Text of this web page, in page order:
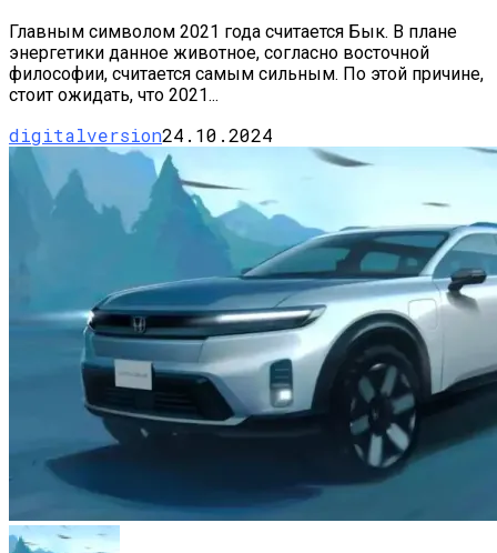
Главным символом 2021 года считается Бык. В плане
энергетики данное животное, согласно восточной
философии, считается самым сильным. По этой причине,
стоит ожидать, что 2021...
digitalversion24.10.2024